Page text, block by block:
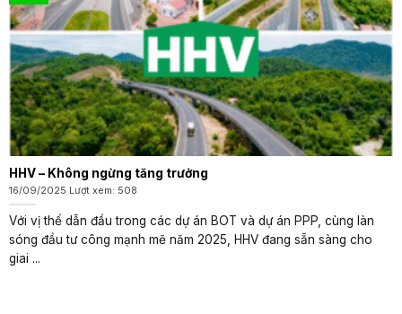
HHV – Không ngừng tăng trưởng
16/09/2025 Lượt xem: 508
Với vị thế dẫn đầu trong các dự án BOT và dự án PPP, cùng làn
sóng đầu tư công mạnh mẽ năm 2025, HHV đang sẵn sàng cho
giai ...